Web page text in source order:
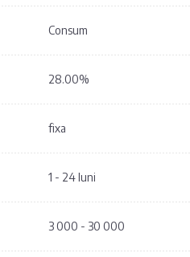
Consum
28.00%
fixa
1 - 24 luni
3 000 - 30 000